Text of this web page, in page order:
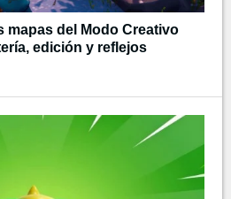
mapas del Modo Creativo
edición y reflejos